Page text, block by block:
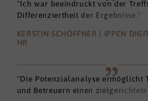
"Ich war beeindruckt von der
Differenziertheit der Ergebnisse."
KERSTIN SCHÖFFNER | IPPEN
HR
"Die Potenzialanalyse ermöglicht
und Betreuern einen